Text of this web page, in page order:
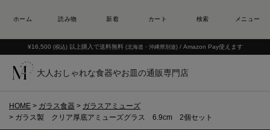
¥16,500 (税込) 以上購入で送料無料 (北海道・沖縄県別途) / Amazon Pay使えます
大人おしゃれな食器やお皿の通販専門店
HOME ガラス食器
ガラスアミューズ
ガラス製 クリア厚底アミューズグラス 6.9cm 2個セット